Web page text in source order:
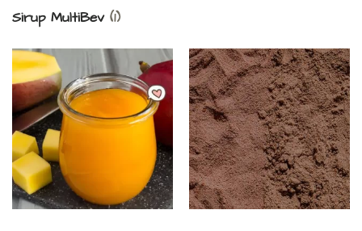
Sirup MultiBev (1)